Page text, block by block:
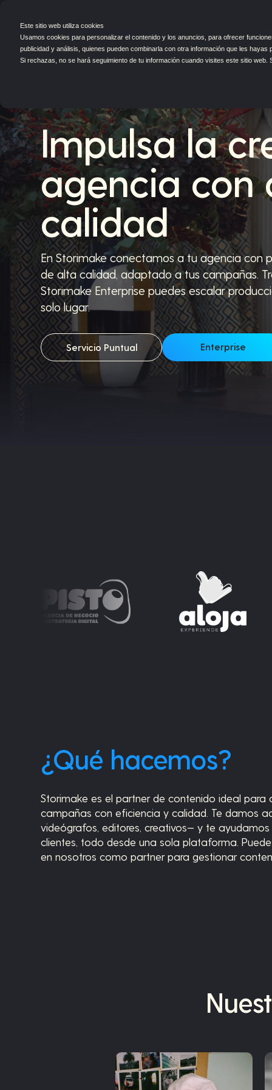
Este sitio web utiliza cookies
Usamos cookies para personalizar el contenido y los anuncios, para ofrecer
publicidad y análisis, quienes pueden combinarla con otra información que les
Si rechazas, no se hará seguimiento de tu información cuando visites este sitio
Impulsa la
agencia con
calidad
En Storimake conectamos a tu agencia con
de alta calidad, adaptado a tus campañas.
Storimake Enterprise puedes escalar
solo lugar.
Servicio Puntual Enterprise
¿Qué hacemos?
Storimake es el partner de contenido ideal para
campañas con eficiencia y calidad. Te damos
videógrafos, editores, creativos— y te
clientes, todo desde una sola plataforma.
en nosotros como partner para gestionar